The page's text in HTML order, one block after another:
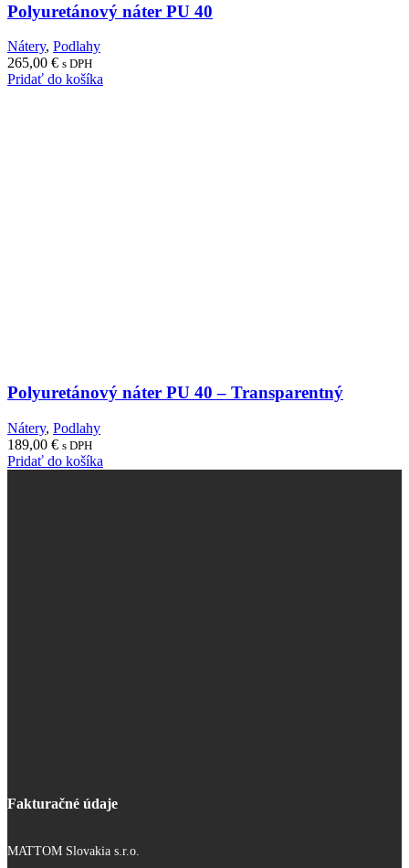
Polyuretánový náter PU 40
Nátery, Podlahy
265,00 € s DPH
Pridať do košíka
Polyuretánový náter PU 40 – Transparentný
Nátery, Podlahy
189,00 € s DPH
Pridať do košíka
Fakturačné údaje
MATTOM Slovakia s.r.o.